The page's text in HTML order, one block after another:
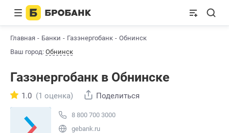
Главная Банки Газэнергобанк
Обнинск
Ваш город: Обнинск
Газэнергобанк в Обнинске
8 800 700 3000
gebank.ru
1.0 (1 оценка) Поделиться